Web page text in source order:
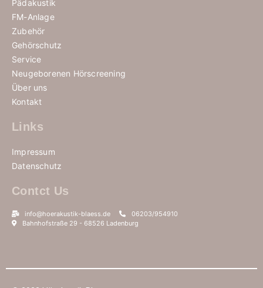
Pädakustik
FM-Anlage
Zubehör
Gehörschutz
Service
Neugeborenen Hörscreening
Über uns
Kontakt
Links
Impressum
Datenschutz
Contct Us
info@hoerakustik-blaess.de
06203/954910
Bahnhofstraße 29 - 68526 Ladenburg